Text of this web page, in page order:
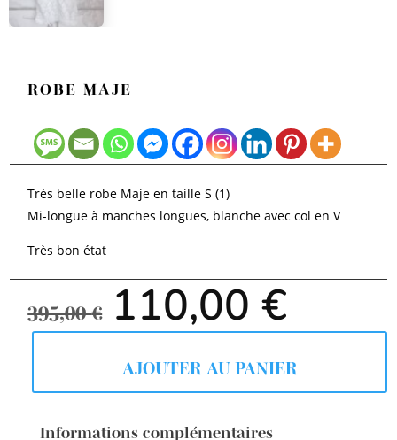
ROBE MAJE
Très belle robe Maje en taille S (1)
Mi-longue à manches longues, blanche avec col en V
Très bon état
395,00€
Le
prix
initial
395,00 €.
110,00€Le
actuel
AJOUTER AU PANIER
Informations complémentaires